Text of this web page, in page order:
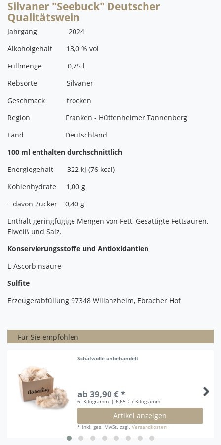
Silvaner "Seebuck" Deutscher
Qualitätswein
Jahrgang 2024
Alkoholgehalt 13,0 % vol
Füllmenge 0,75 l
Rebsorte Silvaner
Geschmack trocken
Region Franken - Hüttenheimer Tannenberg
Land Deutschland
100 ml enthalten durchschnittlich
Energiegehalt 322 kJ (76 kcal)
Kohlenhydrate 1,00 g
– davon Zucker 0,40 g
Enthält geringfügige Mengen von Fett, Gesättigte Fettsäuren,
Eiweiß und Salz.
Konservierungsstoffe und Antioxidantien
L-Ascorbinsäure
Sulfite
Erzeugerabfüllung 97348 Willanzheim, Ebracher Hof
Für Sie empfohlen
Schafwolle unbehandelt
ab 39,90 € *
6 Kilogramm | 6,65 € / Kilogramm
Artikel anzeigen
* inkl. ges. MwSt. zzgl.Versandkosten